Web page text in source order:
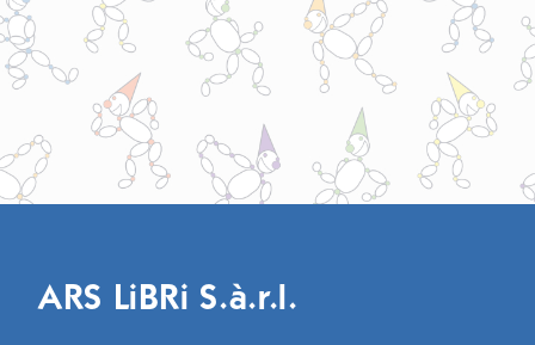
ARS LiBRi S.à.r.l.